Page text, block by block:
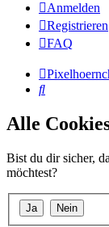
Anmelden
Registrieren
FAQ
Suche
Alle
Bist du dir sicher,
möchtest?